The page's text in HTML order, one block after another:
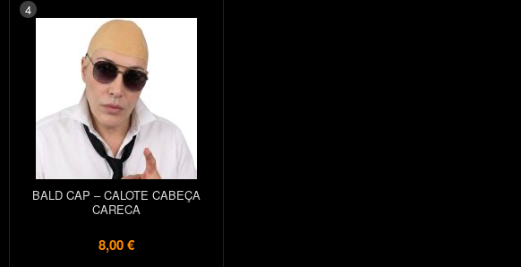
4
BALD CAP – CALOTE CABEÇA
CARECA
8,00 €